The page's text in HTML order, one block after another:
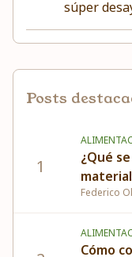
súper
Posts
1
¿Qué
Federico
Cómo